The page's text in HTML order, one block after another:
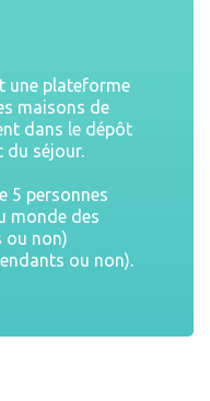
une plateforme
maisons de
dans le dépôt
du séjour.
5 personnes
monde des
ou non)
ou non).